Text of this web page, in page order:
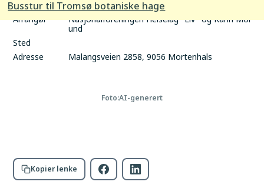
Busstur til Tromsø botaniske hage
tid
Arrangør
Nasjonalforeningen Helselag "Liv" og Karin Mol
und
Sted
Adresse
Malangsveien 2858, 9056 Mortenhals
Foto:AI-generert
Kopier lenke